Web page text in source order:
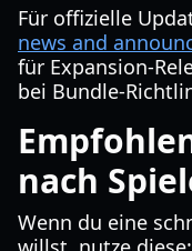
Für offizielle
news and
für Expansion-
bei Bundle-
nach
Wenn du eine